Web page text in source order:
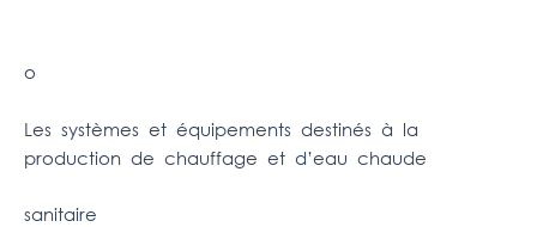
o
Les systèmes et équipements destinés à la
production de chauffage et d’eau chaude
sanitaire